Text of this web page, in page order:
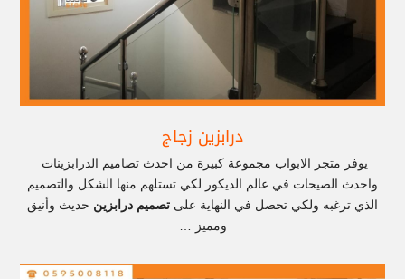
درابزين زجاج
يوفر متجر الابواب مجموعة كبيرة من احدث تصاميم الدرابزينات
واحدث الصيحات في عالم الديكور لكي تستلهم منها الشكل والتصميم
الذي ترغبه ولكي تحصل في النهاية على تصميم درابزين حديث وأنيق
ومميز …